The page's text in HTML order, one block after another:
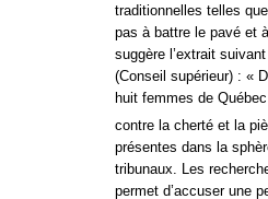
traditionnelles telles
pas à battre le pavé et
suggère l’extrait
(Conseil supérieur) : «
huit femmes de
contre la cherté et la
présentes dans la
tribunaux. Les
permet d’accuser une